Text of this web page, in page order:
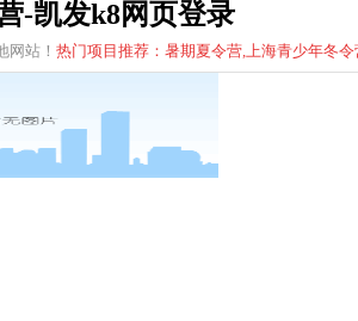
-凯发k8网页登录
网站！ 热门项目推荐：暑期夏令营,上海青少年冬令